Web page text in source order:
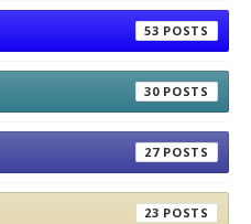
53
30
27
23